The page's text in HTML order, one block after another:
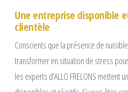
Une entreprise disponible
clientèle
Conscients que la présence de
transformer en situation de stress
les experts d’ALLO FRELONS mettent